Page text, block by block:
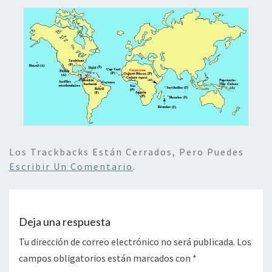
Los Trackbacks Están Cerrados, Pero Puedes
Escribir Un Comentario .
Deja una respuesta
Tu dirección de correo electrónico no será publicada. Los
campos obligatorios están marcados con *